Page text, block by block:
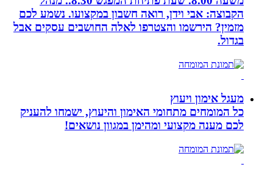
הקבוצה: אבי וידן, רואה חשבון במקצועו. נשמע לכם
מזמין? הירשמו והצטרפו לאלה החושבים עסקים אבל
בגדול.
מעגל אימון ויעוץ
כל המומחים מתחומי האימון והיעוץ, ישמחו להעניק
לכם מענה מקצועי ומהימן במגוון נושאים!